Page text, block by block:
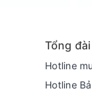
Tổng
Hotline
Hotline